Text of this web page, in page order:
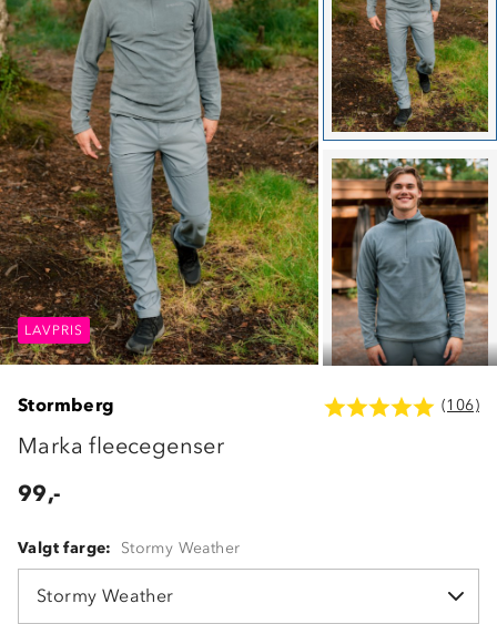
LAVPRIS LAVPRIS
LAVPRIS
Stormberg (106)
Marka fleecegenser
99,-
Valgt farge: Stormy Weather
Stormy Weather